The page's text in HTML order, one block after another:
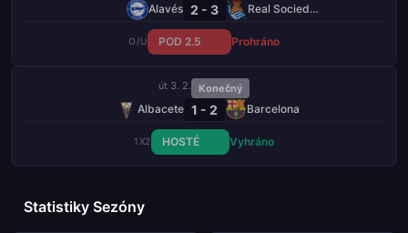
Alavés 2 - 3 Real Sociedad
O/U POD 2.5 Prohráno
út 3. 2. Konečný
Albacete 1 - 2 Barcelona
1X2 HOSTÉ Vyhráno
Statistiky Sezóny